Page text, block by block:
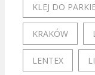
KLEJ DO
KRAKÓW
LENTEX